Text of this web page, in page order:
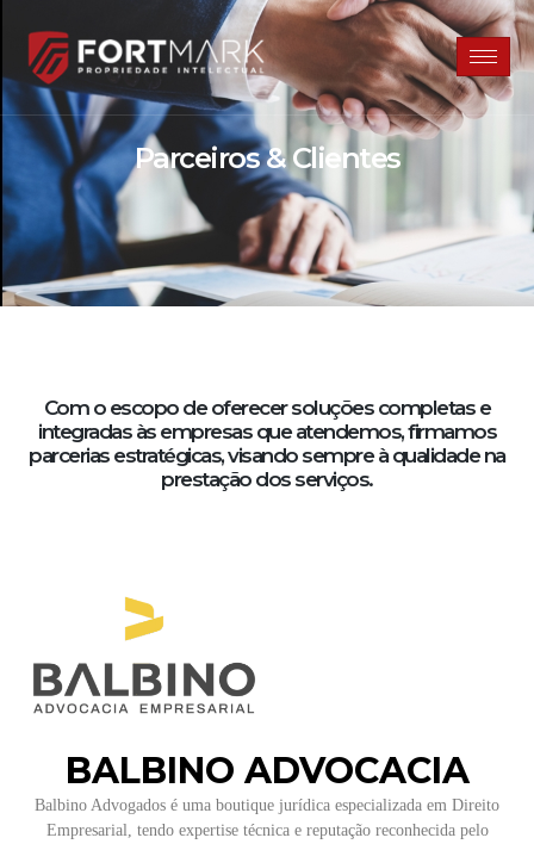
Parceiros & Clientes
Com o escopo de oferecer soluções completas e
integradas às empresas que atendemos, firmamos
parcerias estratégicas, visando sempre à qualidade na
prestação dos serviços.
BALBINO ADVOCACIA
Balbino Advogados é uma boutique jurídica especializada em Direito
Empresarial, tendo expertise técnica e reputação reconhecida pelo